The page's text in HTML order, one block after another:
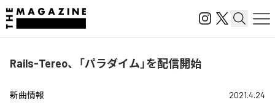
Rails-Tereo、「パラダイム」を配信開始
新曲情報 2021.4.24